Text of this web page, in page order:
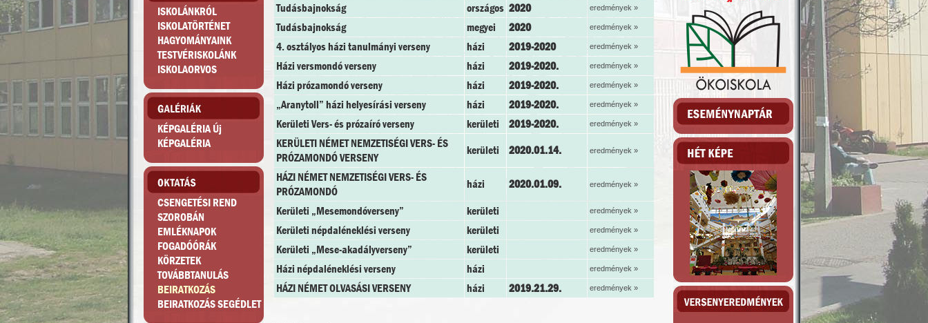
ISKOLÁNKRÓL
ISKOLATÖRTÉNET
HAGYOMÁNYAINK
TESTVÉRISKOLÁNK
ISKOLAORVOS
KÉPGALÉRIA Új
KÉPGALÉRIA
CSENGETÉSI REND
SZOROBÁN
EMLÉKNAPOK
FOGADÓÓRÁK
KÖRZETEK
TOVÁBBTANULÁS
BEIRATKOZÁS
BEIRATKOZÁS SEGÉDLET
Tudásbajnokság országos 2020 eredmények »
Tudásbajnokság megyei 2020 eredmények »
4. osztályos házi tanulmányi verseny házi 2019-2020 eredmények »
Házi versmondó verseny házi 2019-2020. eredmények »
Házi prózamondó verseny házi 2019-2020. eredmények »
„Aranytoll” házi helyesírási verseny házi 2019-2020. eredmények »
Kerületi Vers- és prózaíró verseny kerületi 2019-2020. eredmények »
KERÜLETI NÉMET NEMZETISÉGI VERS- ÉS
PRÓZAMONDÓ VERSENY
kerületi 2020.01.14. eredmények »
HÁZI NÉMET NEMZETISÉGI VERS- ÉS
PRÓZAMONDÓ
házi 2020.01.09. eredmények »
Kerületi „Mesemondóverseny” kerületi eredmények »
Kerületi népdaléneklési verseny kerületi eredmények »
Kerületi „Mese-akadályverseny” kerületi eredmények »
Házi népdaléneklési verseny házi eredmények »
HÁZI NÉMET OLVASÁSI VERSENY házi 2019.21.29. eredmények »